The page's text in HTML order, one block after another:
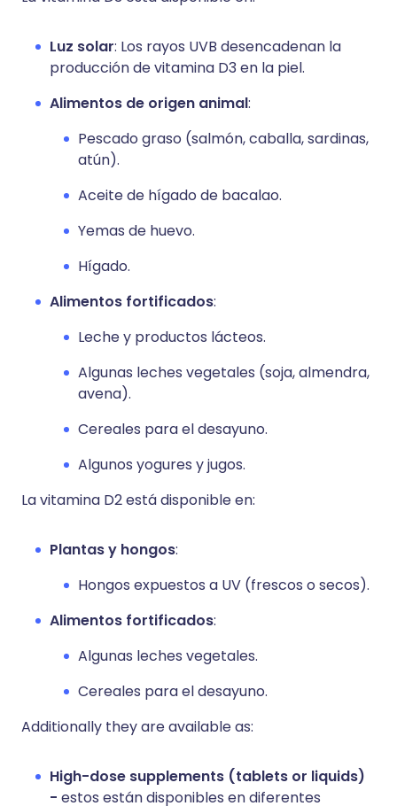
Luz solar: Los rayos UVB desencadenan la
producción de vitamina D3 en la piel.
Alimentos de origen animal:
Pescado graso (salmón, caballa, sardinas,
atún).
Aceite de hígado de bacalao.
Yemas de huevo.
Hígado.
Alimentos fortificados:
Leche y productos lácteos.
Algunas leches vegetales (soja, almendra,
avena).
Cereales para el desayuno.
Algunos yogures y jugos.
La vitamina D2 está disponible en:
Plantas y hongos:
Hongos expuestos a UV (frescos o secos).
Alimentos fortificados:
Algunas leches vegetales.
Cereales para el desayuno.
Additionally they are available as:
High-dose supplements (tablets or liquids)
- estos están disponibles en diferentes